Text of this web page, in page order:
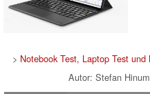
> Notebook Test, Laptop Test und
Autor: Stefan